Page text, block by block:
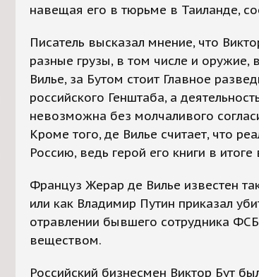
навещая его в тюрьме в Таиланде,
Писатель высказал мнение, что
разные грузы, в том числе и оружие,
Вилье, за Бутом стоит Главное
российского Генштаба, а
невозможна без молчаливого
Кроме того, де Вилье считает, что
Россию, ведь герой его книги в
Француз Жерар де Вилье известен
или как Владимир Путин приказал
отравлении бывшего сотрудника
веществом.
Российский бизнесмен Виктор Бут